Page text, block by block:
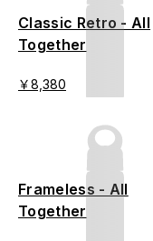
Classic Retro - All
Together
￥8,380
Frameless - All
Together